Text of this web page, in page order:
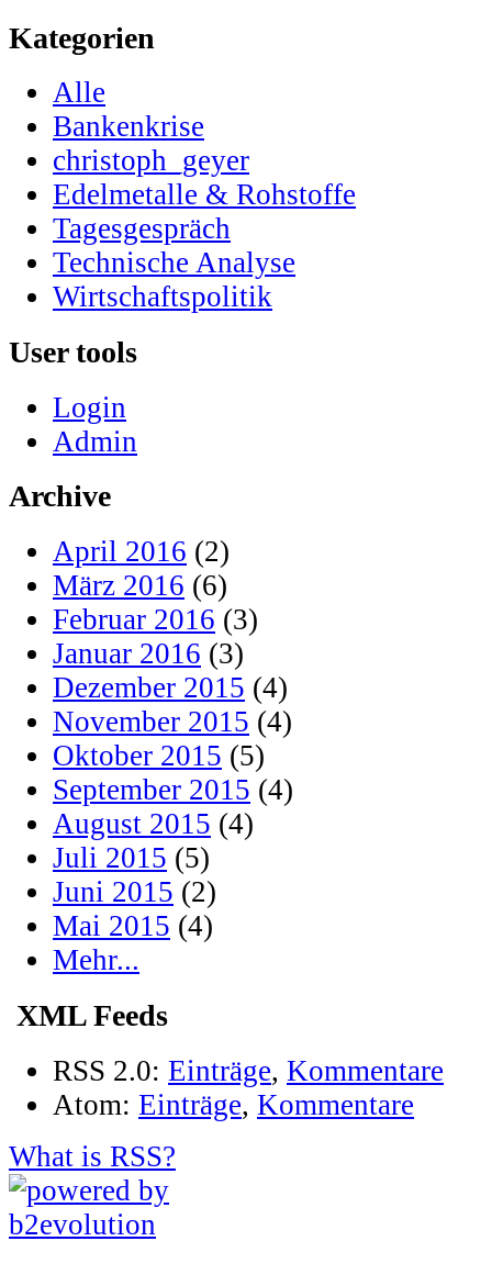
Kategorien
Alle
Bankenkrise
christoph_geyer
Edelmetalle & Rohstoffe
Tagesgespräch
Technische Analyse
Wirtschaftspolitik
User tools
Login
Admin
Archive
April 2016 (2)
März 2016 (6)
Februar 2016 (3)
Januar 2016 (3)
Dezember 2015 (4)
November 2015 (4)
Oktober 2015 (5)
September 2015 (4)
August 2015 (4)
Juli 2015 (5)
Juni 2015 (2)
Mai 2015 (4)
Mehr...
XML Feeds
RSS 2.0: Einträge, Kommentare
Atom: Einträge, Kommentare
What is RSS?